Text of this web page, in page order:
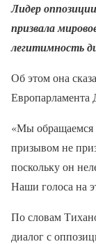
Лидер
призвала
легитимность
Об этом она
«Мы обращаемся
призывом не
поскольку он
Наши голоса на
По словам
диалог с